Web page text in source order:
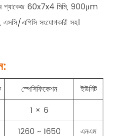
প্যাকেজ 60x7x4 মিমি, 900μm
এপিসি সংযোগকারী সহ।
স্পেসিফিকেশন
ইউনিট
1 × 6
1260 ~ 1650
এনএম